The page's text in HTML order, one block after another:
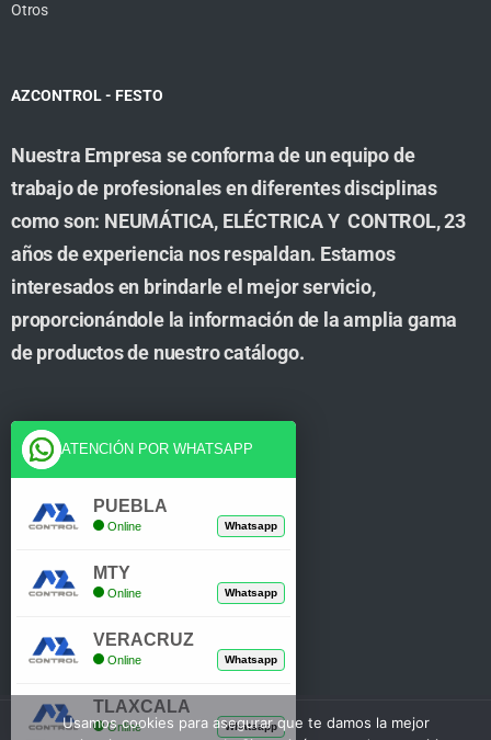
Otros
AZCONTROL - FESTO
Nuestra Empresa se conforma de un equipo de
trabajo de profesionales en diferentes disciplinas
como son: NEUMÁTICA, ELÉCTRICA Y CONTROL, 23
años de experiencia nos respaldan. Estamos
interesados en brindarle el mejor servicio,
proporcionándole la información de la amplia gama
de productos de nuestro catálogo.
Cuenta
Tienda
Mi Cuenta
Usamos cookies para asegurar que te damos la mejor
ATENCIÓN POR WHATSAPP
PUEBLA
Online Whatsapp
MTY
Online Whatsapp
VERACRUZ
Online Whatsapp
TLAXCALA
Online Whatsapp